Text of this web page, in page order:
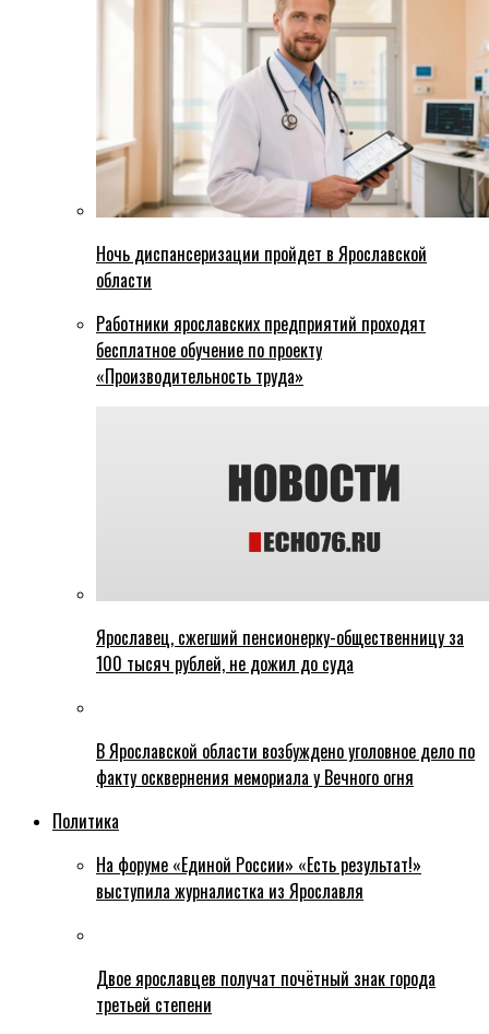
Ночь диспансеризации пройдет в Ярославской
области
Работники ярославских предприятий проходят
бесплатное обучение по проекту
«Производительность труда»
Ярославец, сжегший пенсионерку-общественницу за
100 тысяч рублей, не дожил до суда
В Ярославской области возбуждено уголовное дело по
факту осквернения мемориала у Вечного огня
Политика
На форуме «Единой России» «Есть результат!»
выступила журналистка из Ярославля
Двое ярославцев получат почётный знак города
третьей степени